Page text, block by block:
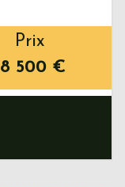
Prix
500 €